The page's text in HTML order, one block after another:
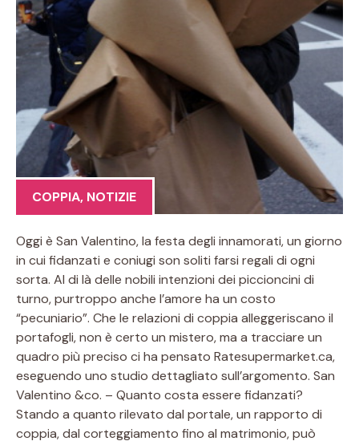
COPPIA, NOTIZIE
Oggi è San Valentino, la festa degli innamorati, un giorno
in cui fidanzati e coniugi son soliti farsi regali di ogni
sorta. Al di là delle nobili intenzioni dei piccioncini di
turno, purtroppo anche l’amore ha un costo
“pecuniario”. Che le relazioni di coppia alleggeriscano il
portafogli, non è certo un mistero, ma a tracciare un
quadro più preciso ci ha pensato Ratesupermarket.ca,
eseguendo uno studio dettagliato sull’argomento. San
Valentino &co. – Quanto costa essere fidanzati?
Stando a quanto rilevato dal portale, un rapporto di
coppia, dal corteggiamento fino al matrimonio, può